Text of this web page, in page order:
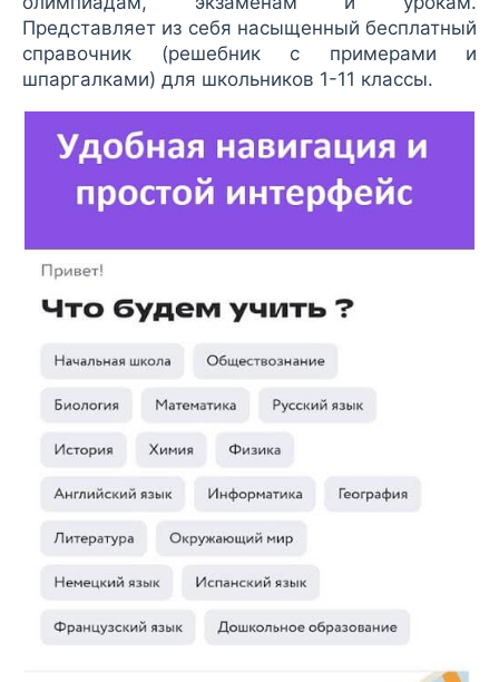
Представляет из себя насыщенный бесплатный
справочник (решебник с примерами и
шпаргалками) для школьников 1-11 классы.